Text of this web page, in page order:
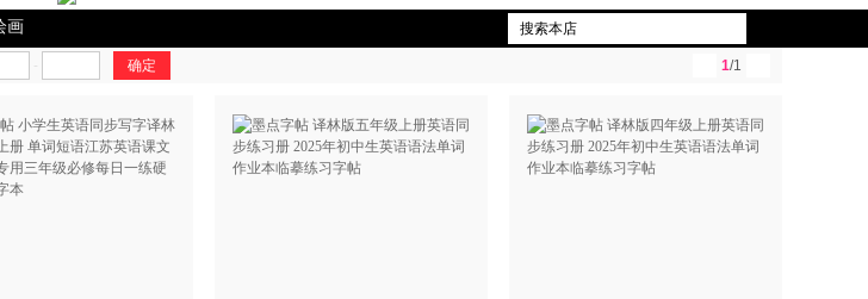
时尚美妆
童装童鞋
家居日用
画
1/1